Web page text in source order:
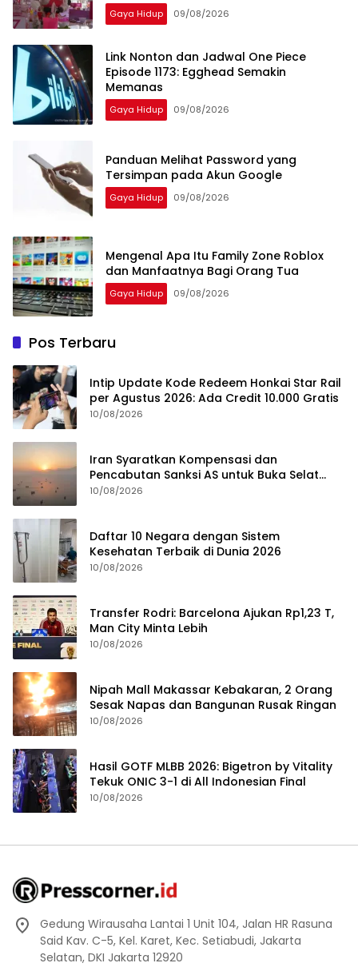
Gaya Hidup 09/08/2026
Link Nonton dan Jadwal One Piece
Episode 1173: Egghead Semakin
Memanas
Gaya Hidup 09/08/2026
Panduan Melihat Password yang
Tersimpan pada Akun Google
Gaya Hidup 09/08/2026
Mengenal Apa Itu Family Zone Roblox
dan Manfaatnya Bagi Orang Tua
Gaya Hidup 09/08/2026
Pos Terbaru
Intip Update Kode Redeem Honkai Star Rail
per Agustus 2026: Ada Credit 10.000 Gratis
10/08/2026
Iran Syaratkan Kompensasi dan
Pencabutan Sanksi AS untuk Buka Selat
Hormuz
10/08/2026
Daftar 10 Negara dengan Sistem
Kesehatan Terbaik di Dunia 2026
10/08/2026
Transfer Rodri: Barcelona Ajukan Rp1,23 T,
Man City Minta Lebih
10/08/2026
Nipah Mall Makassar Kebakaran, 2 Orang
Sesak Napas dan Bangunan Rusak Ringan
10/08/2026
Hasil GOTF MLBB 2026: Bigetron by Vitality
Tekuk ONIC 3-1 di All Indonesian Final
10/08/2026
Gedung Wirausaha Lantai 1 Unit 104, Jalan HR Rasuna
Said Kav. C-5, Kel. Karet, Kec. Setiabudi, Jakarta
Selatan, DKI Jakarta 12920